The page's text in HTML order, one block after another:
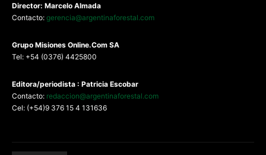
Director: Marcelo Almada
Contacto: gerencia@argentinaforestal.com
Grupo Misiones Online.Com SA
Tel: +54 (0376) 4425800
Editora/periodista : Patricia Escobar
Contacto: redaccion@argentinaforestal.com
Cel: (+54)9 376 15 4 131636